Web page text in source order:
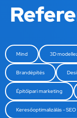
3D
Brandépítés
Építőipari marketing
Keresőoptimalizálás - SEO
Mind